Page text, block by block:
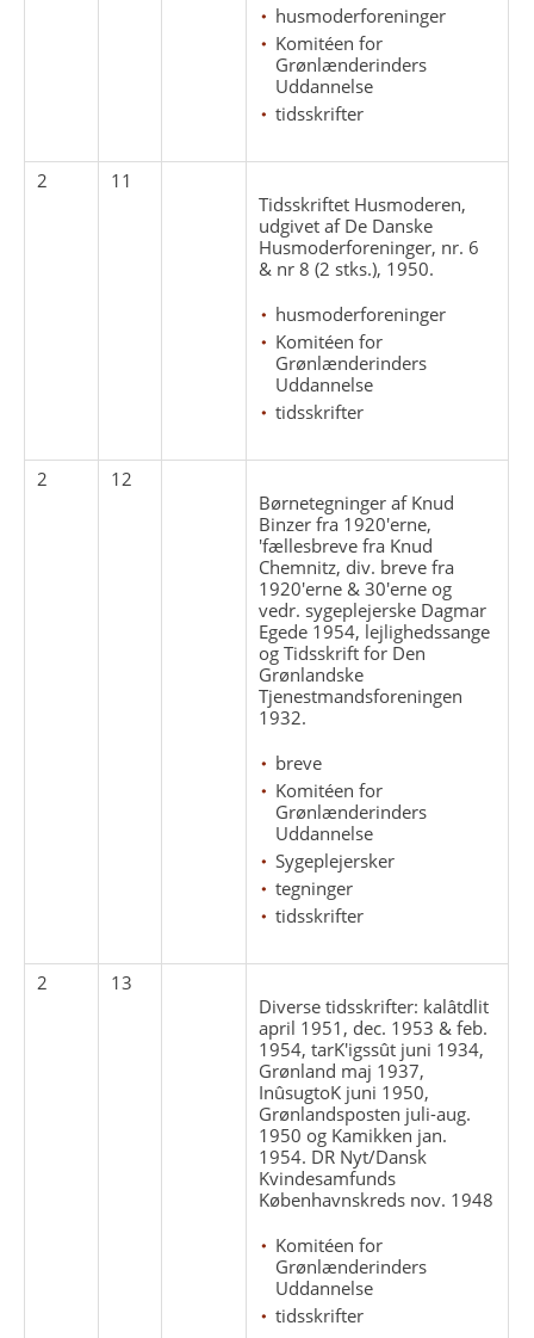
husmoderforeninger
Komitéen for
Grønlænderinders
Uddannelse
tidsskrifter
2
11
Tidsskriftet Husmoderen,
udgivet af De Danske
Husmoderforeninger, nr. 6
& nr 8 (2 stks.), 1950.
husmoderforeninger
Komitéen for
Grønlænderinders
Uddannelse
tidsskrifter
2
12
Børnetegninger af Knud
Binzer fra 1920'erne,
'fællesbreve fra Knud
Chemnitz, div. breve fra
1920'erne & 30'erne og
vedr. sygeplejerske Dagmar
Egede 1954, lejlighedssange
og Tidsskrift for Den
Grønlandske
Tjenestmandsforeningen
1932.
breve
Komitéen for
Grønlænderinders
Uddannelse
Sygeplejersker
tegninger
tidsskrifter
2
13
Diverse tidsskrifter: kalâtdlit
april 1951, dec. 1953 & feb.
1954, tarK'igssût juni 1934,
Grønland maj 1937,
InûsugtoK juni 1950,
Grønlandsposten juli-aug.
1950 og Kamikken jan.
1954. DR Nyt/Dansk
Kvindesamfunds
Københavnskreds nov. 1948
Komitéen for
Grønlænderinders
Uddannelse
tidsskrifter